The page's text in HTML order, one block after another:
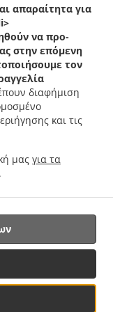
απαραίτητα για
να προ-
στην επόμενη
τον
διαφήμιση
και τις
μας για τα
Delivery φαγητού Leideleng
φαγητού Fentange
Delivery φαγητού Kopstal
Bridel .
Ελληνικά Delivery
Briddel . Ελληνικά Delivery
. Ελληνικά Delivery
Bereldange
φαγητού Walferdange
Delivery φαγητού L
φαγητού Takeaway
+34661617059